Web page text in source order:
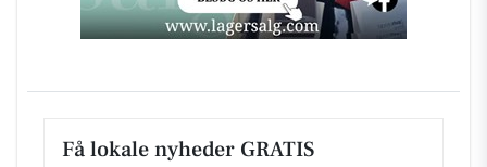
Få lokale nyheder GRATIS